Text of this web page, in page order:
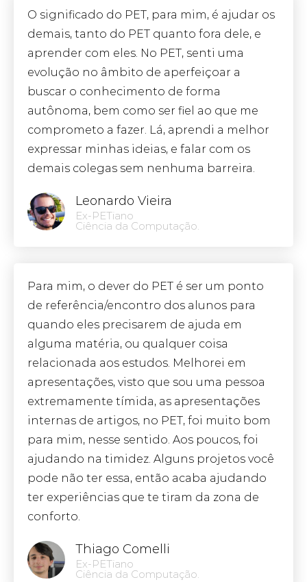
O significado do PET, para mim, é ajudar os
demais, tanto do PET quanto fora dele, e
aprender com eles. No PET, senti uma
evolução no âmbito de aperfeiçoar a
buscar o conhecimento de forma
autônoma, bem como ser fiel ao que me
comprometo a fazer. Lá, aprendi a melhor
expressar minhas ideias, e falar com os
demais colegas sem nenhuma barreira.
Leonardo Vieira
Ex-PETiano
Ciência da Computação.
Para mim, o dever do PET é ser um ponto
de referência/encontro dos alunos para
quando eles precisarem de ajuda em
alguma matéria, ou qualquer coisa
relacionada aos estudos. Melhorei em
apresentações, visto que sou uma pessoa
extremamente tímida, as apresentações
internas de artigos, no PET, foi muito bom
para mim, nesse sentido. Aos poucos, foi
ajudando na timidez. Alguns projetos você
pode não ter essa, então acaba ajudando
ter experiências que te tiram da zona de
conforto.
Thiago Comelli
Ex-PETiano
Ciência da Computação.